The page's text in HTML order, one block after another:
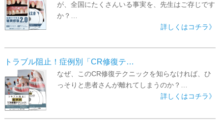
が、全国にたくさんいる事実を、先生はご存じです
か？…
詳しくはコチラ》
トラブル阻止！症例別「CR修復テ…
なぜ、このCR修復テクニックを知らなければ、ひ
っそりと患者さんが離れてしまうのか？…
詳しくはコチラ》